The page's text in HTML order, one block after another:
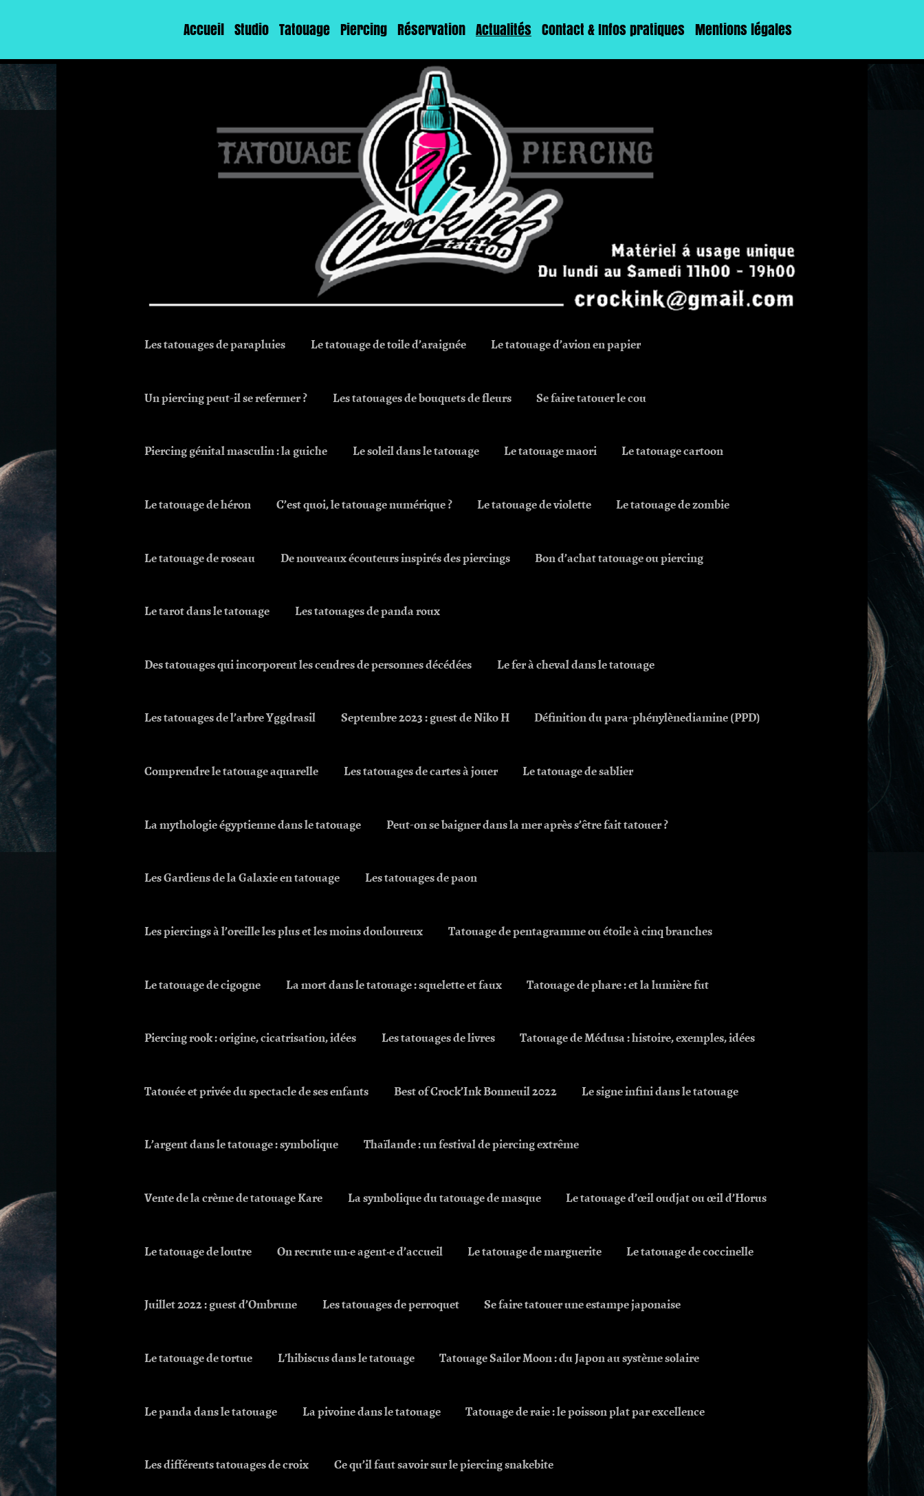
Accueil Studio Tatouage Piercing Réservation Actualités Contact & Infos pratiques Mentions légales
Les tatouages de parapluies Le tatouage de toile d’araignée Le tatouage d’avion en papier
Un piercing peut-il se refermer ? Les tatouages de bouquets de fleurs Se faire tatouer le cou
Piercing génital masculin : la guiche Le soleil dans le tatouage Le tatouage maori Le tatouage cartoon
Le tatouage de héron C’est quoi, le tatouage numérique ? Le tatouage de violette Le tatouage de zombie
Le tatouage de roseau De nouveaux écouteurs inspirés des piercings Bon d’achat tatouage ou piercing
Le tarot dans le tatouage Les tatouages de panda roux
Des tatouages qui incorporent les cendres de personnes décédées Le fer à cheval dans le tatouage
Les tatouages de l’arbre Yggdrasil Septembre 2023 : guest de Niko H Définition du para-phénylènediamine (PPD)
Comprendre le tatouage aquarelle Les tatouages de cartes à jouer Le tatouage de sablier
La mythologie égyptienne dans le tatouage Peut-on se baigner dans la mer après s’être fait tatouer ?
Les Gardiens de la Galaxie en tatouage Les tatouages de paon
Les piercings à l’oreille les plus et les moins douloureux Tatouage de pentagramme ou étoile à cinq branches
Le tatouage de cigogne La mort dans le tatouage : squelette et faux Tatouage de phare : et la lumière fut
Piercing rook : origine, cicatrisation, idées Les tatouages de livres Tatouage de Médusa : histoire, exemples, idées
Tatouée et privée du spectacle de ses enfants Best of Crock’Ink Bonneuil 2022 Le signe infini dans le tatouage
L’argent dans le tatouage : symbolique Thaïlande : un festival de piercing extrême
Vente de la crème de tatouage Kare La symbolique du tatouage de masque Le tatouage d’œil oudjat ou œil d’Horus
Le tatouage de loutre On recrute un·e agent·e d’accueil Le tatouage de marguerite Le tatouage de coccinelle
Juillet 2022 : guest d’Ombrune Les tatouages de perroquet Se faire tatouer une estampe japonaise
Le tatouage de tortue L’hibiscus dans le tatouage Tatouage Sailor Moon : du Japon au système solaire
Le panda dans le tatouage La pivoine dans le tatouage Tatouage de raie : le poisson plat par excellence
Les différents tatouages de croix Ce qu’il faut savoir sur le piercing snakebite